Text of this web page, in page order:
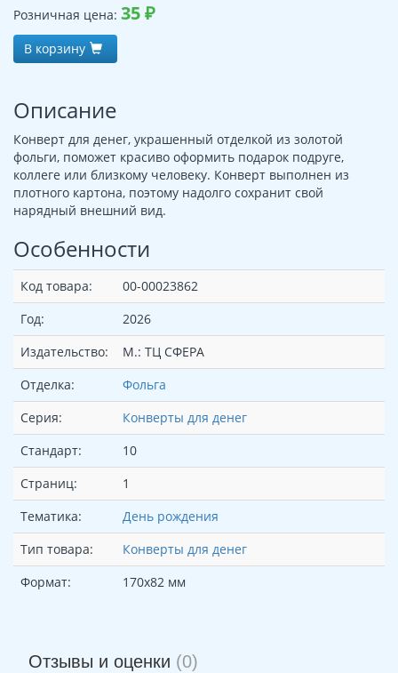
Розничная цена: 35₽
В корзину
Описание
Конверт для денег, украшенный отделкой из золотой
фольги, поможет красиво оформить подарок подруге,
коллеге или близкому человеку. Конверт выполнен из
плотного картона, поэтому надолго сохранит свой
нарядный внешний вид.
Особенности
Код товара:
00-00023862
Год:
2026
Издательство:
М.: ТЦ СФЕРА
Отделка:
Фольга
Серия:
Конверты для денег
Стандарт:
10
Страниц:
1
Тематика:
День рождения
Тип товара:
Конверты для денег
Формат:
170х82 мм
Отзывы и оценки (0)